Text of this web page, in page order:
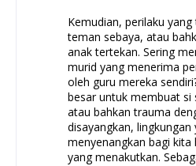
Kemudian, perilaku
teman sebaya, atau
anak tertekan. Sering
murid yang menerima
oleh guru mereka
besar untuk membuat si
atau bahkan trauma
disayangkan, lingkungan
menyenangkan bagi
yang menakutkan.